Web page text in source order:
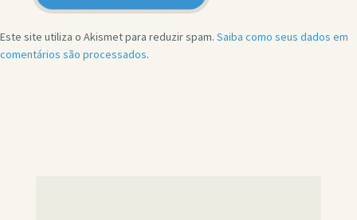
Este site utiliza o Akismet para reduzir spam. Saiba como seus dados em
comentários são processados.